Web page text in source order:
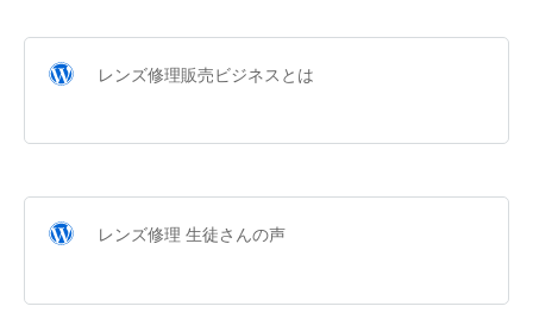
レンズ修理販売ビジネスとは
レンズ修理 生徒さんの声